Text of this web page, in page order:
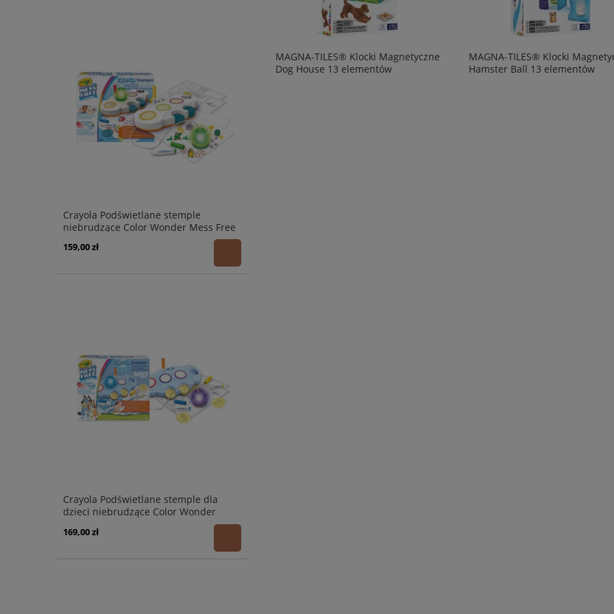
Crayola Podświetlane stemple
niebrudzące Color Wonder Mess Free
159,00 zł
Crayola Podświetlane stemple dla
dzieci niebrudzące Color Wonder
169,00 zł
MAGNA-TILES® Klocki Magnetyczne
Dog House 13 elementów
MAGNA-TILES® Klocki
Hamster Ball 13 elementów